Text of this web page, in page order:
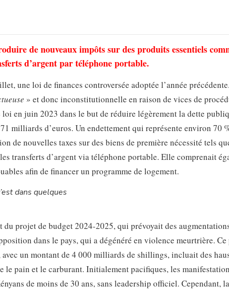
de nouveaux impôts sur des produits essentiels
d’argent par téléphone portable.
une loi de finances controversée adoptée l’année
» et donc inconstitutionnelle en raison de vices de
en juin 2023 dans le but de réduire légèrement la dette
milliards d’euros. Un endettement qui représente environ 70
de nouvelles taxes sur des biens de première nécessité tels
transferts d’argent via téléphone portable. Elle comprenait
afin de financer un programme de logement.
dans quelques
projet de budget 2024-2025, qui prévoyait des
dans le pays, qui a dégénéré en violence meurtrière.
un montant de 4 000 milliards de shillings, incluait des
le pain et le carburant. Initialement pacifiques, les
de moins de 30 ans, sans leadership officiel. Cependant, la